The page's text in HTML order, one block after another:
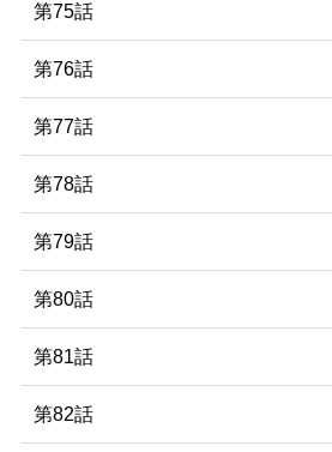
第75話
第76話
第77話
第78話
第79話
第80話
第81話
第82話